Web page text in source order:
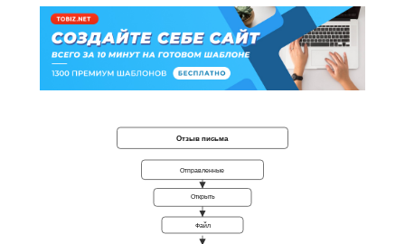
Отзыв письма
Отправленные
Открыть
Файл